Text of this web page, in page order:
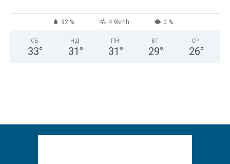
92 % 4.9kmh 0 %
СБ
33°
НД
31 °
ПН
31 °
ВТ
29°
СР
26°